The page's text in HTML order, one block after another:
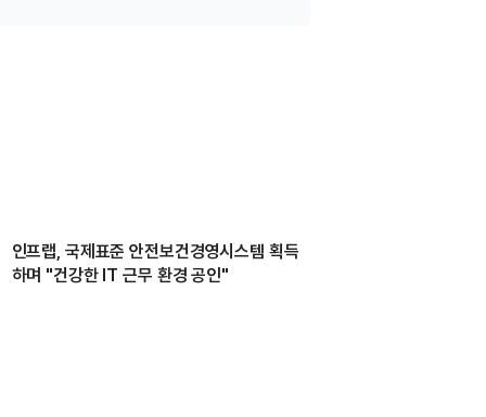
인프랩, 국제표준 안전보건경영시스템 획득
하며 "건강한 IT 근무 환경 공인"